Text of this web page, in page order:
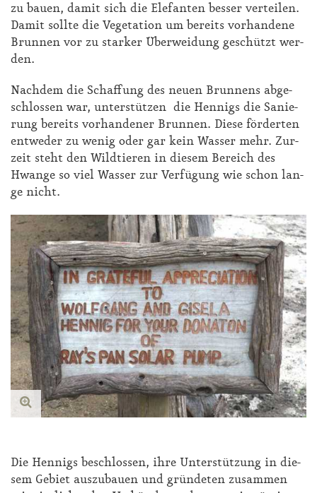
zu bau­en, da­mit sich die Ele­fan­ten bes­ser ver­tei­len.
Da­mit soll­te die Ve­ge­ta­ti­on um be­reits vor­han­de­ne
Brun­nen vor zu star­ker Über­wei­dung ge­schützt wer­
den.
Nach­dem die Schaf­fung des neu­en Brun­nens ab­ge­
schlos­sen war, un­ter­stüt­zen die Hen­nigs die Sa­nie­
rung be­reits vor­han­de­ner Brun­nen. Die­se för­der­ten
ent­we­der zu we­nig oder gar kein Was­ser mehr. Zur­
zeit steht den Wild­tie­ren in die­sem Be­reich des
Hwan­ge so viel Was­ser zur Ver­fü­gung wie schon lan­
ge nicht.
Die Hen­nigs be­schlos­sen, ih­re Un­ter­stüt­zung in die­
sem Ge­biet aus­zu­bau­en und grün­de­ten zu­sam­men